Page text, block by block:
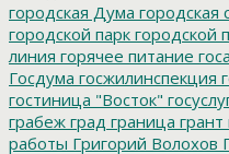
городская Дума городская
городской парк городской
линия горячее питание
Госдума госжилинспекция
гостиница "Восток"
грабеж град граница грант
работы Григорий Волохов